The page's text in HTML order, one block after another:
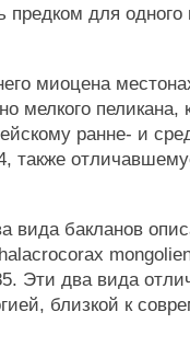
предком для
миоцена
мелкого
ранне- и
также
вида бакланов
Эти два вида
близкой к